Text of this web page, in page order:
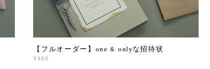
【フルオーダー】one & onlyな招待状
¥880